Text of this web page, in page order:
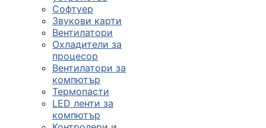
Софтуер
Звукови карти
Вентилатори
Охладители за
процесор
Вентилатори за
компютър
Термопасти
LED ленти за
компютър